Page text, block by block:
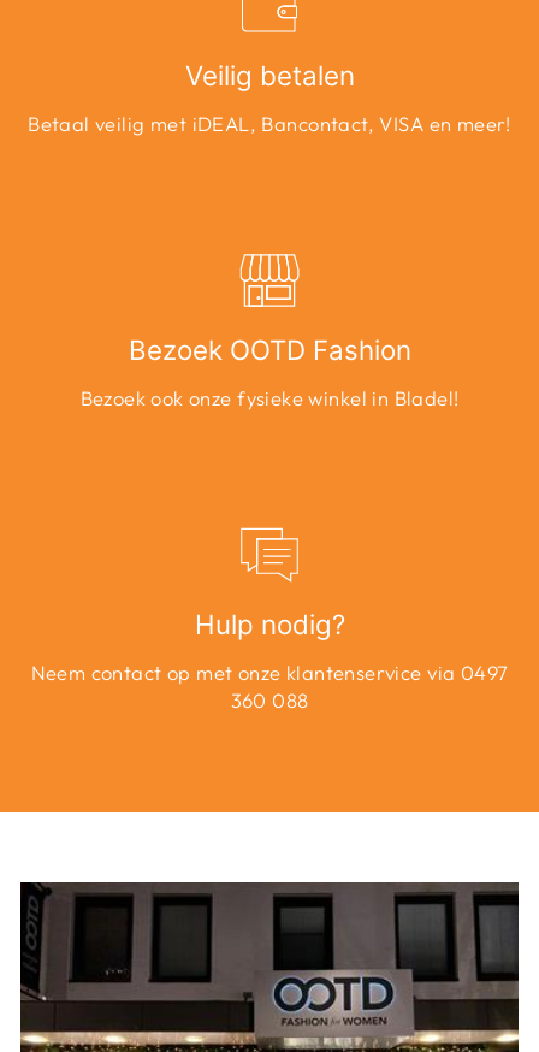
Veilig betalen
Betaal veilig met iDEAL, Bancontact, VISA en meer!
Bezoek OOTD Fashion
Bezoek ook onze fysieke winkel in Bladel!
Hulp nodig?
Neem contact op met onze klantenservice via 0497
360 088